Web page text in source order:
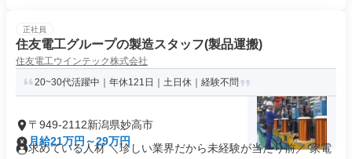
正社員
住友電工グループの製造スタッフ(製品運搬)
住友電工ウインテック株式会社
20~30代活躍中｜年休121日｜土日休｜経験不問
〒949-2112新潟県妙高市
月給21万円～29万円
求めている人材 ＼珍しい業界だから未経験が当たり前／ 家電